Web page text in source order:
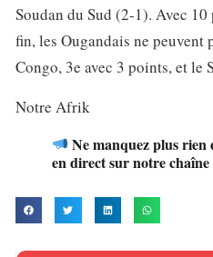
Soudan du Sud (2-1). Avec
fin, les Ougandais ne peuvent
Congo, 3e avec 3 points, et le
Notre Afrik
Ne manquez plus rien
en direct sur notre chaîne